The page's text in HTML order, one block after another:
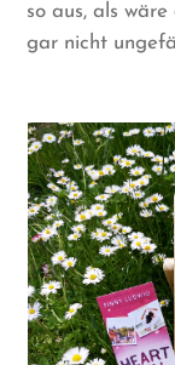
so aus, als
gar nicht